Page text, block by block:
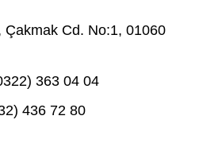
Çakmak Cd. No:1, 01060
363 04 04
436 72 80